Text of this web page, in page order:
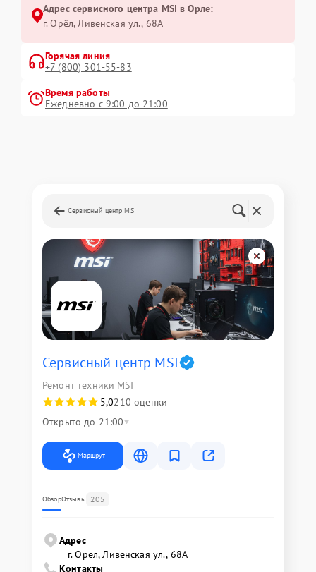
Адрес сервисного центра MSI в Орле:
г. Орёл, Ливенская ул., 68А
Горячая линия
+7 (800) 301-55-83
Время работы
Ежедневно с 9:00 до 21:00
Сервисный центр MSI
Сервисный центр MSI
Ремонт техники MSI
5,0210 оценки
Открыто до 21:00
Маршрут
ОбзорОтзывы 205
Адрес
г. Орёл, Ливенская ул., 68А
Контакты